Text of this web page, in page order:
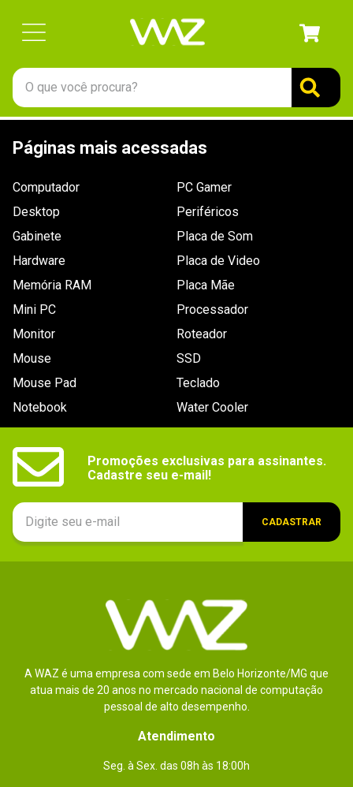
O que você procura?
Páginas mais acessadas
Computador
Desktop
Gabinete
Hardware
Memória RAM
Mini PC
Monitor
Mouse
Mouse Pad
Notebook
PC Gamer
Periféricos
Placa de Som
Placa de Video
Placa Mãe
Processador
Roteador
SSD
Teclado
Water Cooler
Promoções exclusivas para assinantes.
Cadastre seu e-mail!
CADASTRAR
A WAZ é uma empresa com sede em Belo Horizonte/MG que
atua mais de 20 anos no mercado nacional de computação
pessoal de alto desempenho.
Atendimento
Seg. à Sex. das 08h às 18:00h
1º
gabinete
teclado
ssd
openbox
mouse
jonsbo
fractal